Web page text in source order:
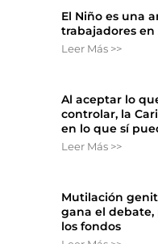
El Niño es una
trabajadores
Leer Más >>
Al aceptar lo
controlar, la
en lo que sí
Leer Más >>
Mutilación
gana el debate,
los fondos